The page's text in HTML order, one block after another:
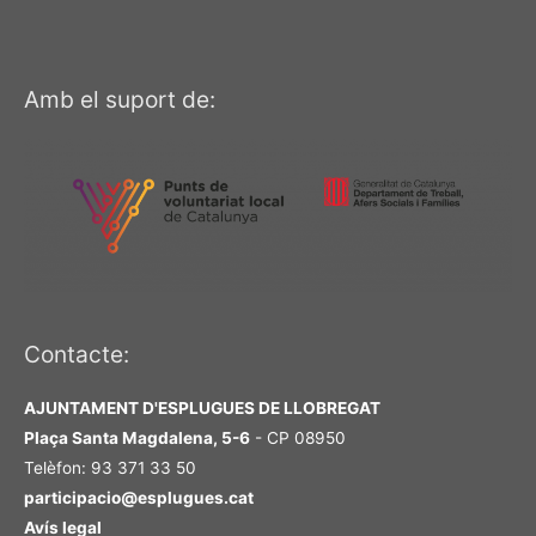
Amb el suport de:
Contacte:
AJUNTAMENT D'ESPLUGUES DE LLOBREGAT
Plaça Santa Magdalena, 5-6 - CP 08950
Telèfon: 93 371 33 50
participacio@esplugues.cat
Avís legal